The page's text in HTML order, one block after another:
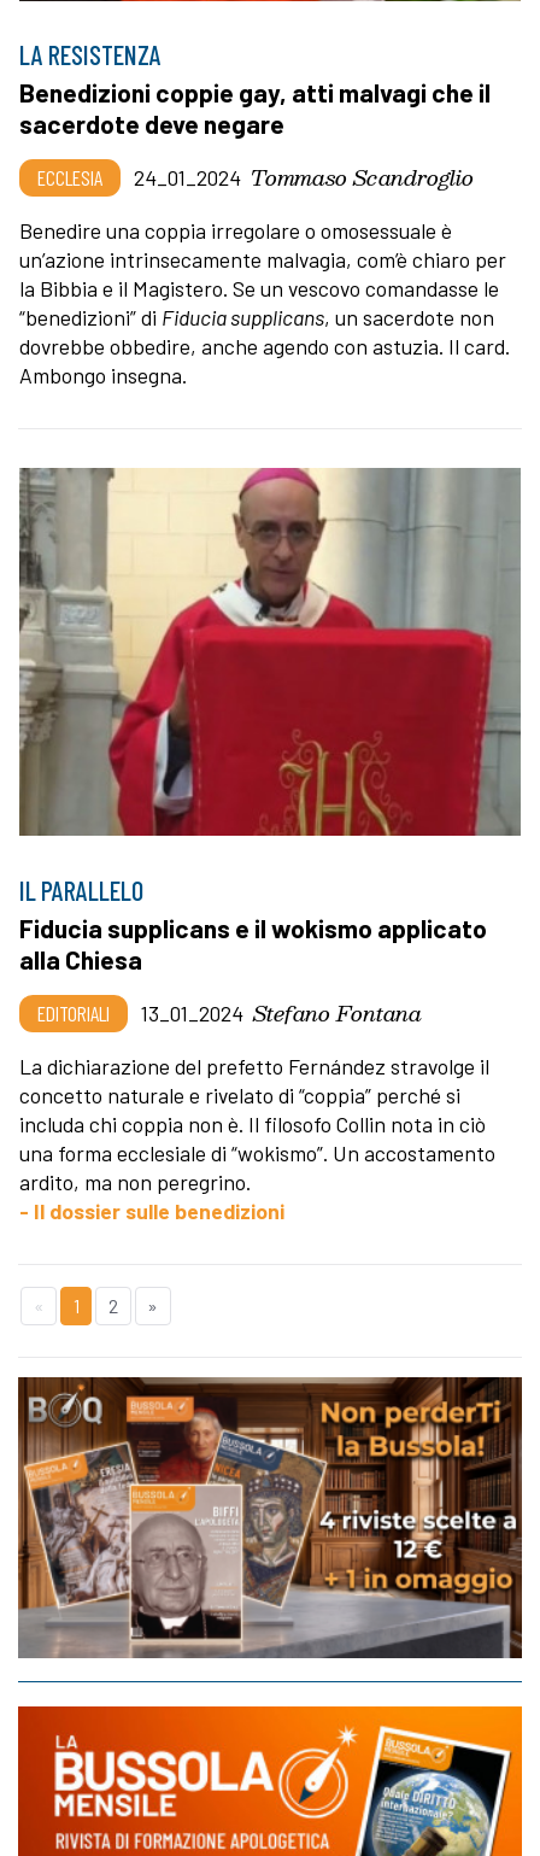
LA RESISTENZA
Benedizioni coppie gay, atti malvagi che il
sacerdote deve negare
ECCLESIA 24_01_2024 Tommaso Scandroglio
Benedire una coppia irregolare o omosessuale è
un’azione intrinsecamente malvagia, com’è chiaro per
la Bibbia e il Magistero. Se un vescovo comandasse le
“benedizioni” di Fiducia supplicans, un sacerdote non
dovrebbe obbedire, anche agendo con astuzia. Il card.
Ambongo insegna.
IL PARALLELO
Fiducia supplicans e il wokismo applicato
alla Chiesa
EDITORIALI 13_01_2024 Stefano Fontana
La dichiarazione del prefetto Fernández stravolge il
concetto naturale e rivelato di “coppia” perché si
includa chi coppia non è. Il filosofo Collin nota in ciò
una forma ecclesiale di “wokismo”. Un accostamento
ardito, ma non peregrino.
- Il dossier sulle benedizioni
« 1 2 »